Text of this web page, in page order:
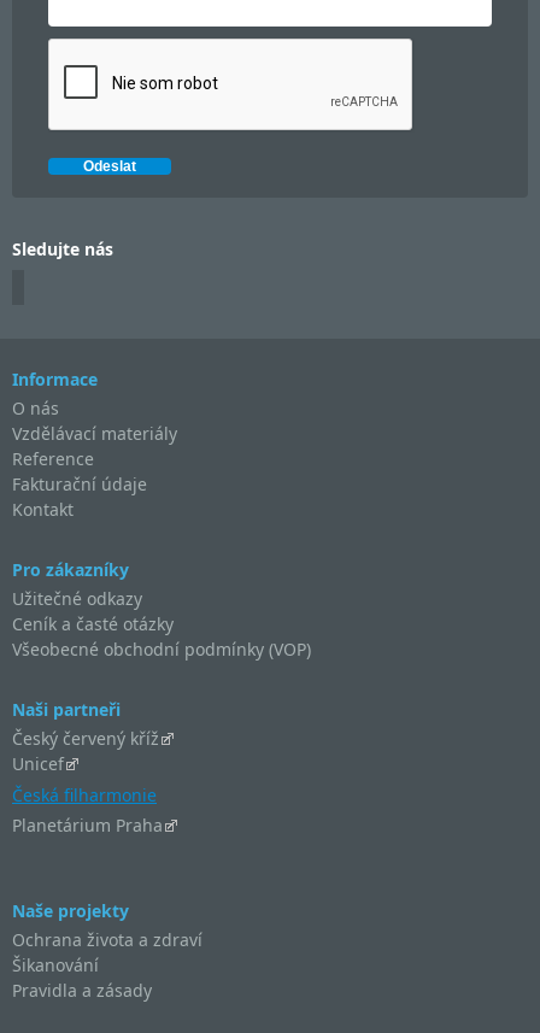
Sledujte nás
Informace
O nás
Vzdělávací materiály
Reference
Fakturační údaje
Kontakt
Pro zákazníky
Užitečné odkazy
Ceník a časté otázky
Všeobecné obchodní podmínky (VOP)
Naši partneři
Český červený kříž
Unicef
Česká filharmonie
Planetárium Praha
Naše projekty
Ochrana života a zdraví
Šikanování
Pravidla a zásady